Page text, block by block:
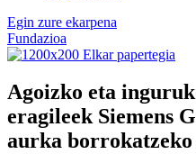
Egin zure ekarpena
Fundazioa
Agoizko eta
eragileek Siemens
aurka borrokatzeko